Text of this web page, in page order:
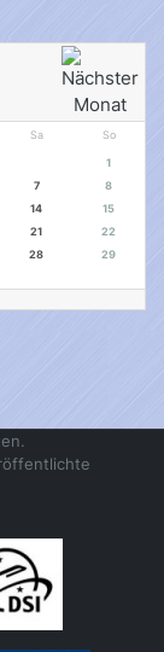
Sa So
1
7
8
14
15
21
22
28
29